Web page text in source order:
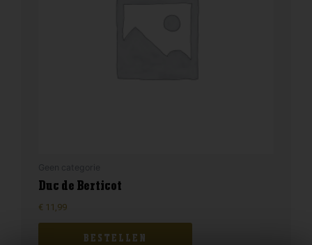
Duc de Berticot
€ 11,99
BESTELLEN